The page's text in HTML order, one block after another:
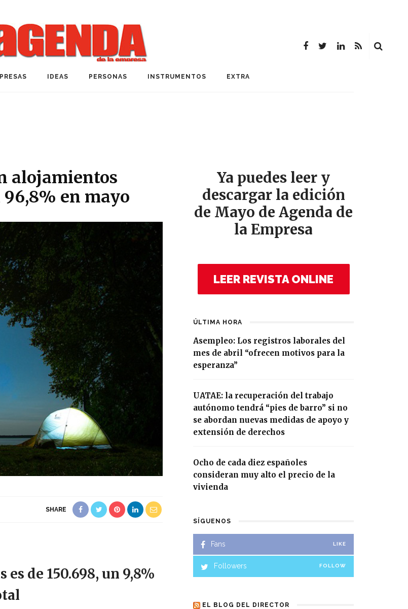
IDEAS PERSONAS INSTRUMENTOS EXTRA
alojamientos
en mayo
SHARE
de 150.698, un 9,8%
Ya puedes leer y
descargar la edición
de Mayo de Agenda de
la Empresa
LEER REVISTA ONLINE
ÚLTIMA HORA
Asempleo: Los registros laborales del
mes de abril “ofrecen motivos para la
esperanza”
UATAE: la recuperación del trabajo
autónomo tendrá “pies de barro” si no
se abordan nuevas medidas de apoyo y
extensión de derechos
Ocho de cada diez españoles
consideran muy alto el precio de la
vivienda
SÍGUENOS
Fans LIKE
Followers FOLLOW
EL BLOG DEL DIRECTOR